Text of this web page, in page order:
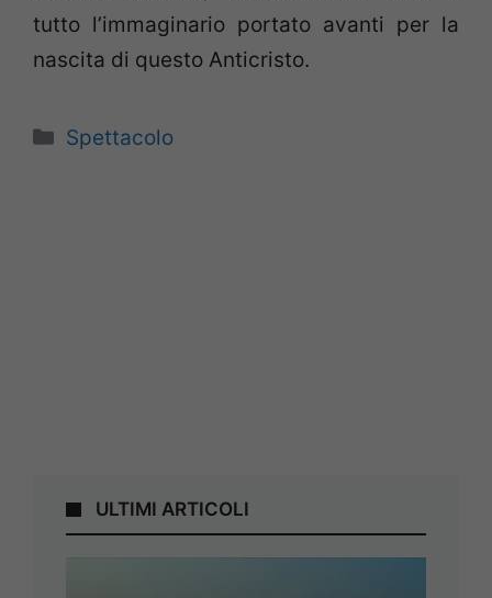
tutto l’immaginario portato avanti per la
nascita di questo Anticristo.
Categorie
Spettacolo
ULTIMI ARTICOLI